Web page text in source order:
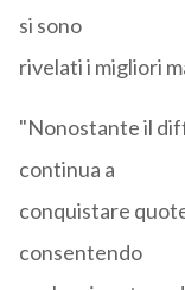
si sono
rivelati i migliori
"Nonostante il
continua a
conquistare
consentendo